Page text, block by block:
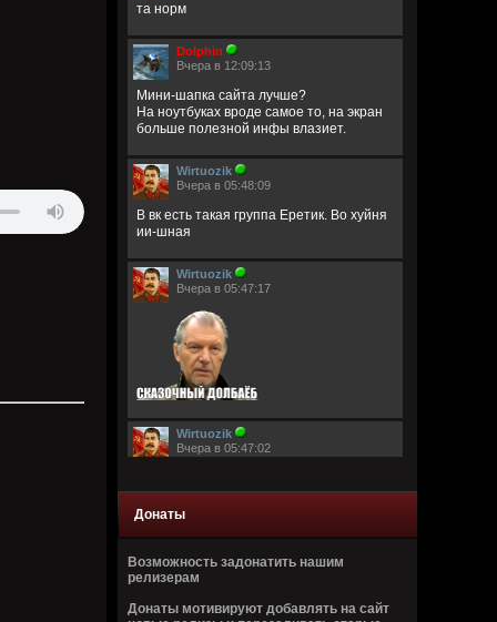
та норм
Dolphin
Вчера в 12:09:13
Мини-шапка сайта лучше?
На ноутбуках вроде самое то, на экран
больше полезной инфы влазиет.
Wirtuozik
Вчера в 05:48:09
В вк есть такая группа Еретик. Во хуйня
ии-шная
Wirtuozik
Вчера в 05:47:17
Wirtuozik
Вчера в 05:47:02
Вчера в 05:46:44
Донаты
Возможность задонатить нашим
релизерам
Донаты мотивируют добавлять на сайт